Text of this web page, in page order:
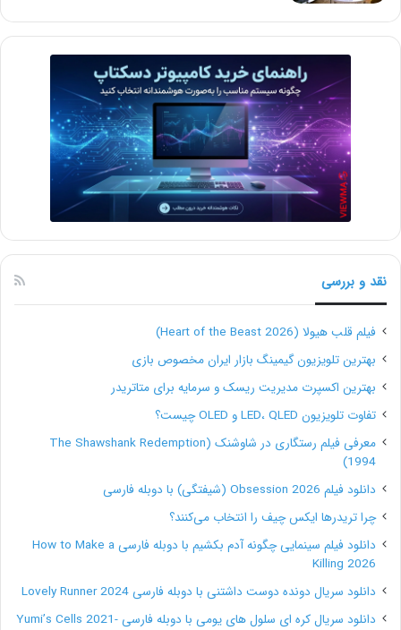
نقد و بررسی
فیلم قلب هیولا (Heart of the Beast 2026)
بهترین تلویزیون گیمینگ بازار ایران مخصوص بازی
بهترین اکسپرت مدیریت ریسک و سرمایه برای متاتریدر
تفاوت تلویزیون LED، QLED و OLED چیست؟
معرفی فیلم رستگاری در شاوشنک (The Shawshank Redemption
1994)
دانلود فیلم Obsession 2026 (شیفتگی) با دوبله فارسی
چرا تریدرها ایکس چیف را انتخاب می‌کنند؟
دانلود فیلم سینمایی چگونه آدم بکشیم با دوبله فارسی How to Make a
Killing 2026
دانلود سریال دونده دوست داشتنی با دوبله فارسی Lovely Runner 2024
دانلود سریال کره ای سلول های یومی با دوبله فارسی Yumi’s Cells 2021-